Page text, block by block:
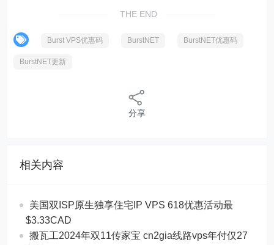
THE END
Burst VPS优惠码 BurstNET BurstNET优惠码
BurstNET更新
分享
相关内容
美国双ISP原生独享住宅IP VPS 618优惠活动最
$3.33CAD
搬瓦工2024年双11传家宝 cn2gia线路vps年付仅27